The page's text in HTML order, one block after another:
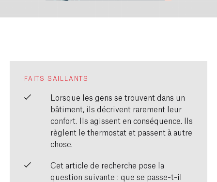
FAITS SAILLANTS
Lorsque les gens se trouvent dans un
bâtiment, ils décrivent rarement leur
confort. Ils agissent en conséquence. Ils
règlent le thermostat et passent à autre
chose.
Cet article de recherche pose la
question suivante : que se passe-t-il